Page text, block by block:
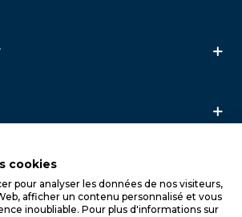
FSA Inox — L'inox technique & artisanal ·
du garde-corps et du câble inox
cookies
pour analyser les données de nos visiteurs,
afficher un contenu personnalisé et vous
inoubliable. Pour plus d'informations sur